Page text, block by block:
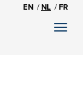
EN NL FR